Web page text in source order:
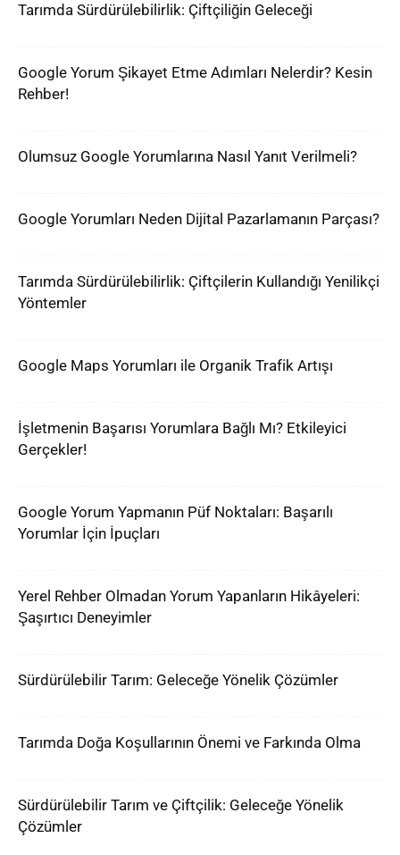
Tarımda Sürdürülebilirlik: Çiftçiliğin Geleceği
Google Yorum Şikayet Etme Adımları Nelerdir? Kesin
Rehber!
Olumsuz Google Yorumlarına Nasıl Yanıt Verilmeli?
Google Yorumları Neden Dijital Pazarlamanın Parçası?
Tarımda Sürdürülebilirlik: Çiftçilerin Kullandığı Yenilikçi
Yöntemler
Google Maps Yorumları ile Organik Trafik Artışı
İşletmenin Başarısı Yorumlara Bağlı Mı? Etkileyici
Gerçekler!
Google Yorum Yapmanın Püf Noktaları: Başarılı
Yorumlar İçin İpuçları
Yerel Rehber Olmadan Yorum Yapanların Hikâyeleri:
Şaşırtıcı Deneyimler
Sürdürülebilir Tarım: Geleceğe Yönelik Çözümler
Tarımda Doğa Koşullarının Önemi ve Farkında Olma
Sürdürülebilir Tarım ve Çiftçilik: Geleceğe Yönelik
Çözümler